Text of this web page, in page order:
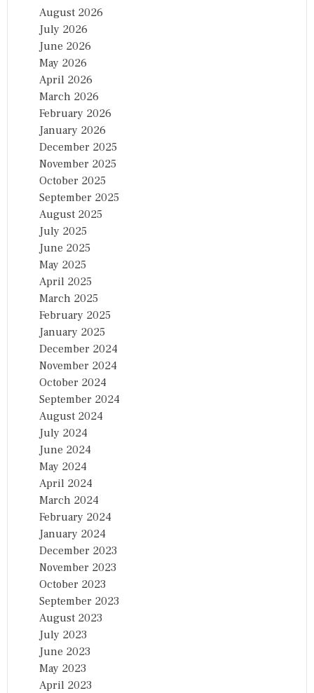
August 2026
July 2026
June 2026
May 2026
April 2026
March 2026
February 2026
January 2026
December 2025
November 2025
October 2025
September 2025
August 2025
July 2025
June 2025
May 2025
April 2025
March 2025
February 2025
January 2025
December 2024
November 2024
October 2024
September 2024
August 2024
July 2024
June 2024
May 2024
April 2024
March 2024
February 2024
January 2024
December 2023
November 2023
October 2023
September 2023
August 2023
July 2023
June 2023
May 2023
April 2023